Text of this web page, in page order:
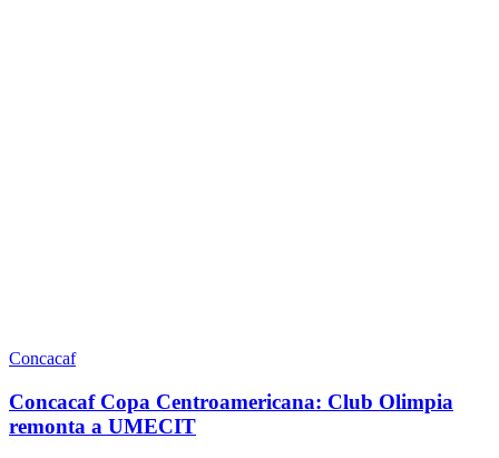
Concacaf
Concacaf Copa Centroamericana: Club Olimpia
remonta a UMECIT